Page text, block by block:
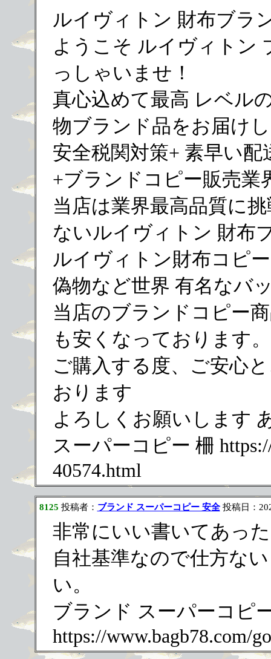
ルイヴィトン 財布ブラ
ようこそ ルイヴィトン
っしゃいませ！
真心込めて最高 レベル
物ブランド品をお届け
安全税関対策+ 素早い
+ブランドコピー販売業
当店は業界最高品質に
ないルイヴィトン 財布
ルイヴィトン財布コピ
偽物など世界 有名なバ
当店のブランドコピー
も安くなっております。
ご購入する度、ご安心
おります
よろしくお願いします
スーパーコピー 柵
40574.html
8125 投稿者： ブランド スーパーコピー 安全投稿日：
非常にいい書いてあっ
自社基準なので仕方な
い。
ブランド スーパーコピ
https://www.bagb78.com/